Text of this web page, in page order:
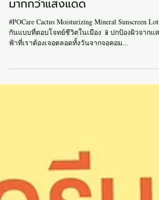
เพราะชีวิตในเมืองเจอ
มากกว่าแสงแดด
#POCare Cactus Moisturizing Mineral Sunscreen